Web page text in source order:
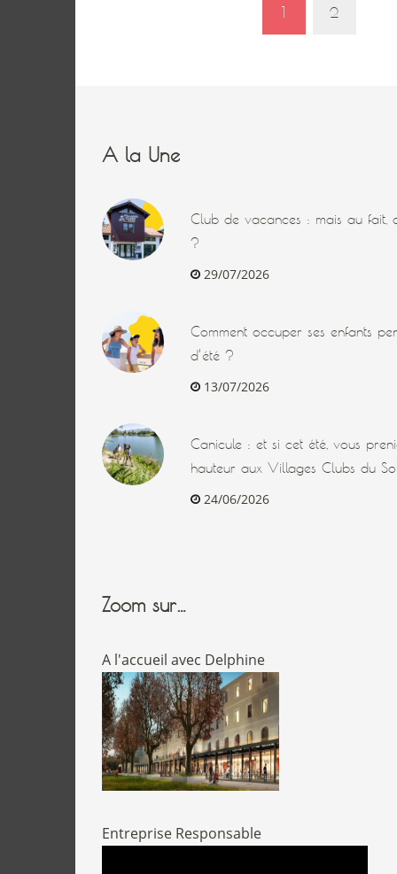
2
A la Une
Club de vacances : mais au fait,
?
29/07/2026
Comment occuper ses enfants
d’été ?
13/07/2026
Canicule : et si cet été, vous
hauteur aux Villages Clubs du
24/06/2026
Zoom sur…
A l'accueil avec Delphine
Entreprise Responsable